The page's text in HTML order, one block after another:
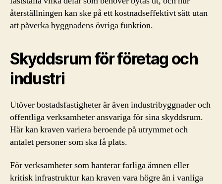
återställningen kan ske på ett kostnadseffektivt sätt utan
att påverka byggnadens övriga funktion.
Skyddsrum för företag och
industri
Utöver bostadsfastigheter är även industribyggnader och
offentliga verksamheter ansvariga för sina skyddsrum.
Här kan kraven variera beroende på utrymmet och
antalet personer som ska få plats.
För verksamheter som hanterar farliga ämnen eller
kritisk infrastruktur kan kraven vara högre än i vanliga